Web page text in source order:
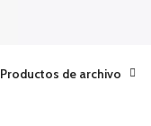
Productos de archivo